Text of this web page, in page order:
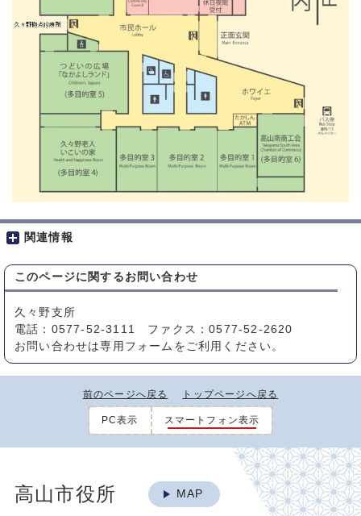
関連情報
このページに関する お問い合わせ
久々野支所
電話：0577-52-3111 ファクス：0577-52-2620
お問い合わせは専用フォームをご利用ください。
前のページへ戻る トップページへ戻る
PC表示 スマートフォン表示
高山市役所 MAP